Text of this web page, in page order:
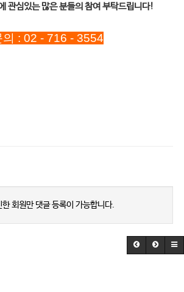
관심있는 많은 분들의 참여 부탁드립니다!
의 : 02 - 716 - 3554
한 회원만 댓글 등록이 가능합니다.